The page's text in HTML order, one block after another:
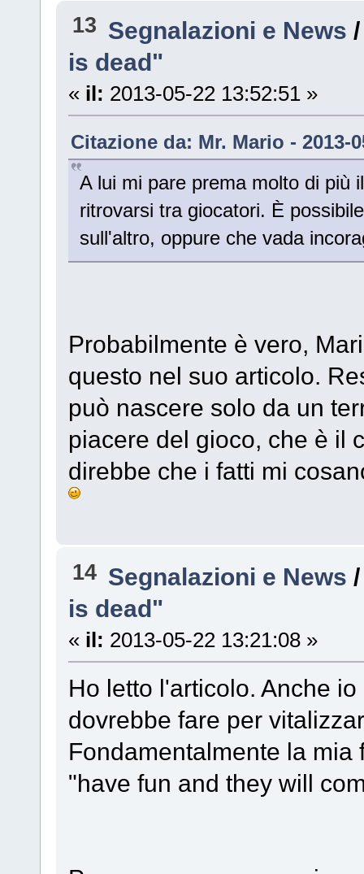
13 Segnalazioni e News
is dead"
« il: 2013-05-22 13:52:51 »
Citazione da: Mr. Mario - 2013-
A lui mi pare prema molto di più
ritrovarsi tra giocatori. È
sull'altro, oppure che vada
Probabilmente è vero,
questo nel suo articolo.
può nascere solo da un
piacere del gioco, che è il
direbbe che i fatti mi
14 Segnalazioni e News
is dead"
« il: 2013-05-22 13:21:08 »
Ho letto l'articolo. Anche
dovrebbe fare per
Fondamentalmente la
"have fun and they will